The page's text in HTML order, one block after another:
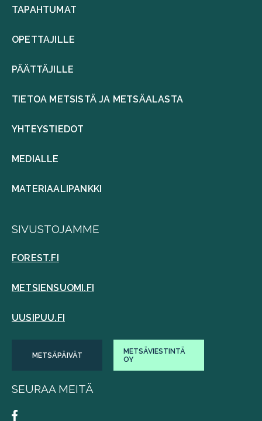
TAPAHTUMAT
OPETTAJILLE
PÄÄTTÄJILLE
TIETOA METSISTÄ JA METSÄALASTA
YHTEYSTIEDOT
MEDIALLE
MATERIAALIPANKKI
SIVUSTOJAMME
FOREST.FI
METSIENSUOMI.FI
UUSIPUU.FI
METSÄPÄIVÄT
METSÄVIESTINTÄ
OY
SEURAA MEITÄ